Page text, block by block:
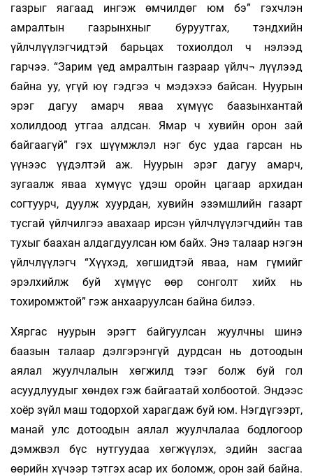
газрыг яагаад ингэж өмчилдөг юм бэ” гэхчлэн
амралтын газрынхныг буруутгах, тэндхийн
үйлчлүүлэгчидтэй барьцах тохиолдол ч нэлээд
гарчээ. “Зарим үед амралтын газраар үйлч¬ лүүлээд
байна уу, үгүй юү гэдгээ ч мэдэхээ байсан. Нуурын
эрэг дагуу амарч яваа хүмүүс баазынхантай
холилдоод утгаа алдсан. Ямар ч хувийн орон зай
байгаагүй” гэх шүүмжлэл нэг бус удаа гарсан нь
үүнээс үүдэлтэй аж. Нуурын эрэг дагуу амарч,
зугаалж яваа хүмүүс үдэш оройн цагаар архидан
согтуурч, дуулж хуурдан, хувийн эзэмшлийн газарт
тусгай үйлчилгээ авахаар ирсэн үйлчлүүлэгчдийн тав
тухыг баахан алдагдуулсан юм байх. Энэ талаар нэгэн
үйлчлүүлэгч “Хүүхэд, хөгшидтэй яваа, нам гүмийг
эрэлхийлж буй хүмүүс өөр сонголт хийх нь
тохиромжтой” гэж анхааруулсан байна билээ.
Хяргас нуурын эрэгт байгуулсан жуулчны шинэ
баазын талаар дэлгэрэнгүй дурдсан нь дотоодын
аялал жуулчлалын хөгжилд тээг болж буй гол
асуудлуудыг хөндөх гэж байгаатай холбоотой. Эндээс
хоёр зүйл маш тодорхой харагдаж буй юм. Нэгдүгээрт,
манай улс дотоодын аялал жуулчлалаа бодлогоор
дэмжвэл бүс нутгуудаа хөгжүүлэх, эдийн засгаа
өөрийн хүчээр тэтгэх асар их боломж, орон зай байна.